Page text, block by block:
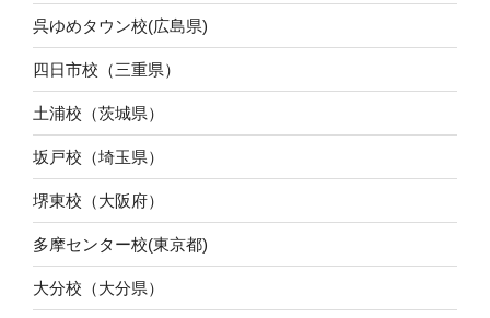
呉ゆめタウン校(広島県)
四日市校（三重県）
土浦校（茨城県）
坂戸校（埼玉県）
堺東校（大阪府）
多摩センター校(東京都)
大分校（大分県）